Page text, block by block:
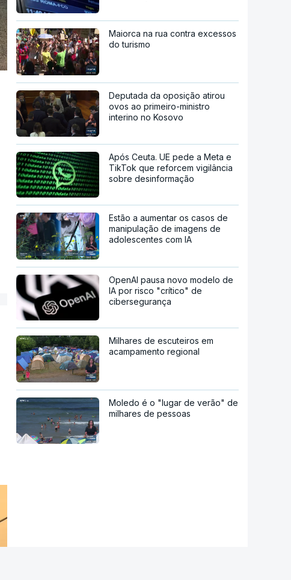
Maiorca na rua contra excessos
do turismo
Deputada da oposição atirou
ovos ao primeiro-ministro
interino no Kosovo
Após Ceuta. UE pede a Meta e
TikTok que reforcem vigilância
sobre desinformação
Estão a aumentar os casos de
manipulação de imagens de
adolescentes com IA
OpenAI pausa novo modelo de
IA por risco "crítico" de
cibersegurança
Milhares de escuteiros em
acampamento regional
Moledo é o "lugar de verão" de
milhares de pessoas